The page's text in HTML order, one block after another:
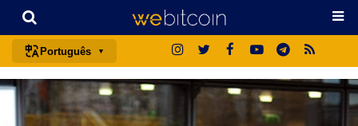
Português
português (BR)
english